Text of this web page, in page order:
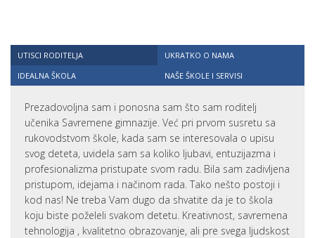
UTISCI RODITELJA
UKRATKO O NAMA
IDEALNA ŠKOLA
NAŠE ŠKOLE I SERVISI
Prezadovoljna sam i ponosna sam što sam roditelj
učenika Savremene gimnazije. Već pri prvom susretu sa
rukovodstvom škole, kada sam se interesovala o upisu
svog deteta, uvidela sam sa koliko ljubavi, entuzijazma i
profesionalizma pristupate svom radu. Bila sam zadivljena
pristupom, idejama i načinom rada. Tako nešto postoji i
kod nas! Ne treba Vam dugo da shvatite da je to škola
koju biste poželeli svakom detetu. Kreativnost, savremena
tehnologija , kvalitetno obrazovanje, ali pre svega ljudskost